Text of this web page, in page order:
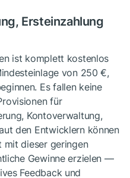
Ersteinzahlung
ist komplett kostenlos
von 250 €,
Es fallen keine
für
Kontoverwaltung,
den Entwicklern können
mit dieser geringen
Gewinne erzielen —
Feedback und